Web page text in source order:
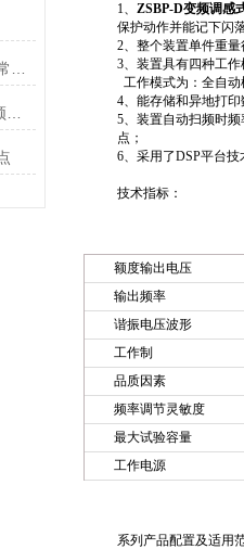
1、 ZSBP-D变频调感
保护动作并能记下闪
2、整个装置单件重
3、装置具有四种工
工作模式为：全自
4、能存储和异地打
5、装置自动扫频时
点；
6、采用了DSP平台
技术指标：
额度输出电压
输出频率
谐振电压波形
工作制
品质因素
频率调节灵敏度
最大试验容量
工作电源
系列产品配置及适用